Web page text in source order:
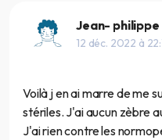
Jean- philippe
12 déc. 2022 à
Voilà j en ai marre de me
stériles. J'ai aucun zèbre
J'ai rien contre les